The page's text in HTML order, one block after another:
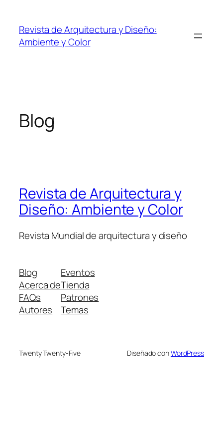
Revista de Arquitectura y Diseño:
Ambiente y Color
Blog
Revista de Arquitectura y
Diseño: Ambiente y Color
Revista Mundial de arquitectura y diseño
Blog
Acerca de
FAQs
Autores
Eventos
Tienda
Patrones
Temas
Twenty Twenty-Five Diseñado conWordPress